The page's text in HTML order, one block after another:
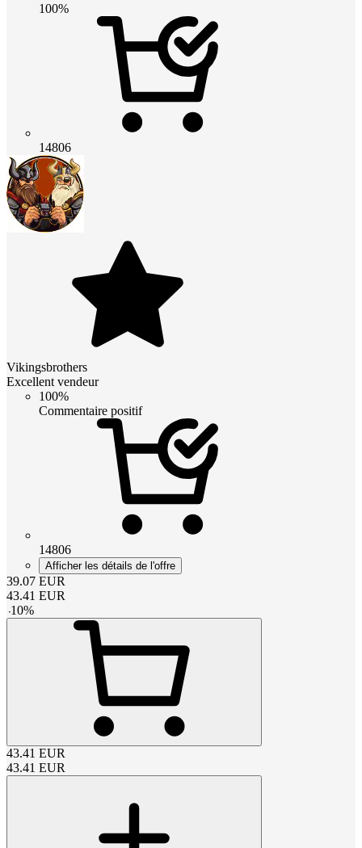
100%
14806
Vikingsbrothers
Excellent vendeur
100%
Commentaire positif
14806
Afficher les détails de l'offre
39.07 EUR
43.41 EUR
-10%
43.41 EUR
43.41 EUR